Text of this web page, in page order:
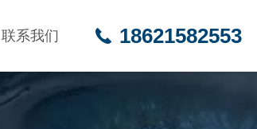
联系我们 18621582553